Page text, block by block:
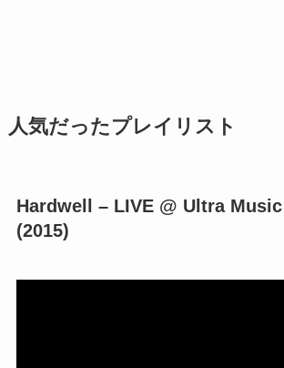
人気だったプレイリスト
Hardwell – LIVE @ Ultra
(2015)